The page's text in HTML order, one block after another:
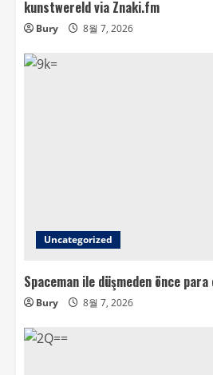
kunstwereld via Znaki.fm
Bury 8월 7, 2026
Uncategorized
Spaceman ile düşmeden önce para
Bury 8월 7, 2026